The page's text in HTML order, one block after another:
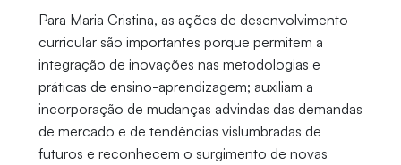
Para Maria Cristina, as ações de desenvolvimento
curricular são importantes porque permitem a
integração de inovações nas metodologias e
práticas de ensino-aprendizagem; auxiliam a
incorporação de mudanças advindas das demandas
de mercado e de tendências vislumbradas de
futuros e reconhecem o surgimento de novas